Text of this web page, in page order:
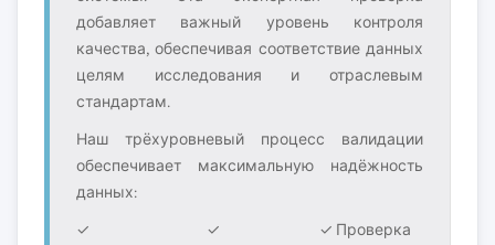
добавляет важный уровень контроля
качества, обеспечивая соответствие данных
целям исследования и отраслевым
стандартам.
Наш трёхуровневый процесс валидации
обеспечивает максимальную надёжность
данных:
✓
✓
✓ Проверка